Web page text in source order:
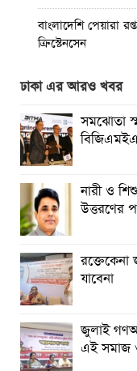
বাংলাদেশি পেয়ারা
ক্রিস্টেনসেন
মিরসরাই প্রেস ক্লাব
ভারতে বাংলাদেশি
ঈশ্বরগঞ্জে জুলাই
রাতের আঁধারে পল্লী
পালালো
মিরসরাইয়ে ৪০
কাপ্তাই সড়কে বাস-
মৃত্যু
ঢাকা এর আরও খবর
সমঝোতা
বিজিএমইএ
নারী ও
উত্তরণের
রক্তেকেনা
যাবেনা
জুলাই
এই সমাজ ও